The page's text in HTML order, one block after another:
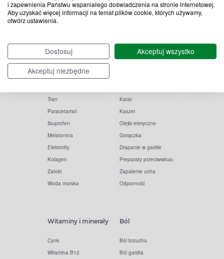
i zapewnienia Państwu wspaniałego doświadczenia na stronie internetowej.
Aby uzyskać więcej informacji na temat plików cookie, których używamy,
otwórz ustawienia.
Dostosuj
Akceptuj wszystko
Akceptuj niezbędne
Popularne zapytania
Witamina D
Witamina C
Tran
Paracetamol
Ibuprofen
Melatonina
Elektrolity
Kolagen
Zatoki
Woda morska
Przeziębienie i grypa
Katar
Kaszel
Olejki eteryczne
Gorączka
Drapanie w gardle
Preparaty przeciwwirusowe
Zapalenie ucha
Odporność
Witaminy i minerały
Cynk
Witamina B12
Ból
Ból brzucha
Ból gardła